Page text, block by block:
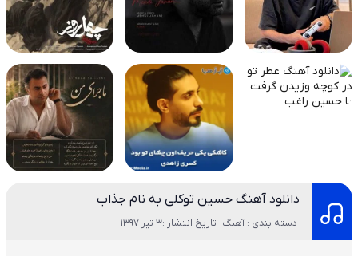
دانلود آهنگ حسین توکلی به نام جذاب
دسته بندی : آهنگ تاریخ انتشار :3 تیر 1397